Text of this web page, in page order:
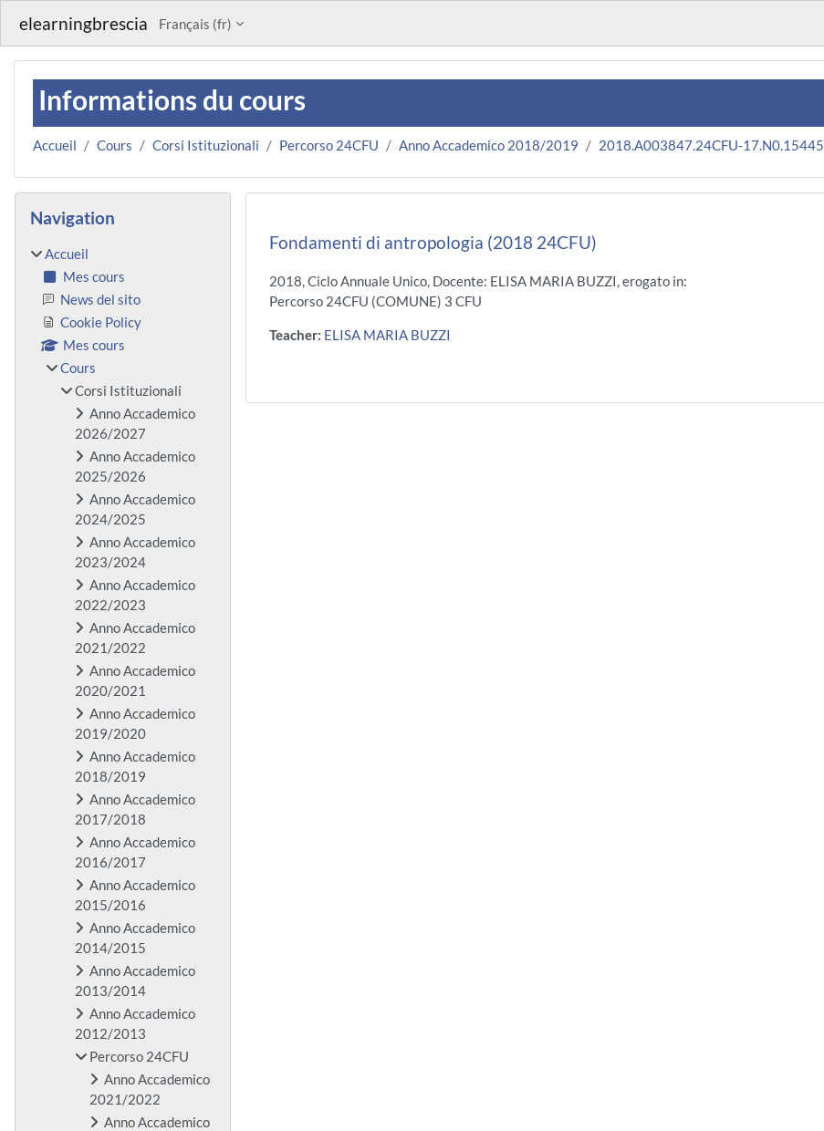
elearningbrescia Français ‎(fr)‎
Informations du cours
Accueil Cours Corsi Istituzionali Percorso 24CFU Anno Accademico 2018/2019 2018.A003847.24CFU-17.N0.15445
Fondamenti di antropologia (2018 24CFU)
2018, Ciclo Annuale Unico, Docente: ELISA MARIA BUZZI, erogato in:
Percorso 24CFU (COMUNE) 3 CFU
Teacher: ELISA MARIA BUZZI
Blocs
Navigation
Accueil
Mes cours
News del sito
Cookie Policy
Mes cours
Cours
Corsi Istituzionali
Anno Accademico
2026/2027
Anno Accademico
2025/2026
Anno Accademico
2024/2025
Anno Accademico
2023/2024
Anno Accademico
2022/2023
Anno Accademico
2021/2022
Anno Accademico
2020/2021
Anno Accademico
2019/2020
Anno Accademico
2018/2019
Anno Accademico
2017/2018
Anno Accademico
2016/2017
Anno Accademico
2015/2016
Anno Accademico
2014/2015
Anno Accademico
2013/2014
Anno Accademico
2012/2013
Percorso 24CFU
Anno Accademico
2021/2022
Anno Accademico